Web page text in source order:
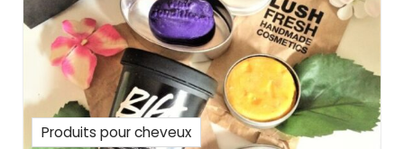
Produits pour cheveux